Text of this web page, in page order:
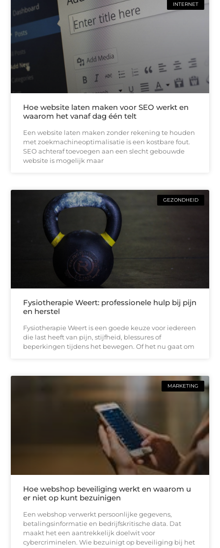
INTERNET
Hoe website laten maken voor SEO werkt en
waarom het vanaf dag één telt
Een website laten maken zonder rekening te houden
met zoekmachineoptimalisatie is een kostbare fout.
SEO achteraf toevoegen aan een slecht gebouwde
website is mogelijk maar
GEZONDHEID
Fysiotherapie Weert: professionele hulp bij pijn
en herstel
Fysiotherapie Weert is een goede keuze voor iedereen
die last heeft van pijn, stijfheid, blessures of
beperkingen tijdens het bewegen. Of het nu gaat om
MARKETING
Hoe webshop beveiliging werkt en waarom u
er niet op kunt bezuinigen
Een webshop verwerkt persoonlijke gegevens,
betalingsinformatie en bedrijfskritische data. Dat
maakt het een aantrekkelijk doelwit voor
cybercriminelen. Wie bezuinigt op beveiliging bij het